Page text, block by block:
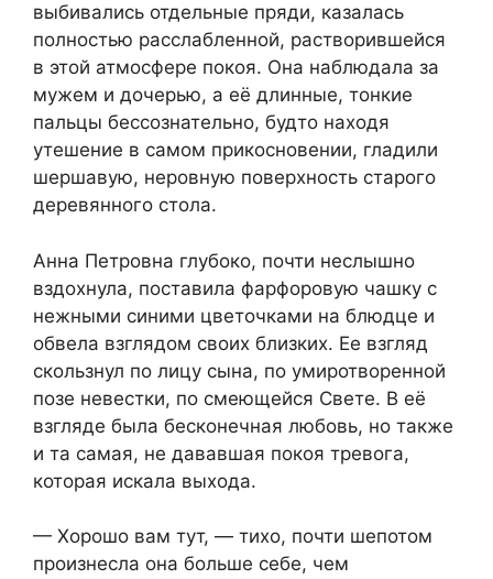
выбивались отдельные пряди, казалась
полностью расслабленной, растворившейся
в этой атмосфере покоя. Она наблюдала за
мужем и дочерью, а её длинные, тонкие
пальцы бессознательно, будто находя
утешение в самом прикосновении, гладили
шершавую, неровную поверхность старого
деревянного стола.
Анна Петровна глубоко, почти неслышно
вздохнула, поставила фарфоровую чашку с
нежными синими цветочками на блюдце и
обвела взглядом своих близких. Ее взгляд
скользнул по лицу сына, по умиротворенной
позе невестки, по смеющейся Свете. В её
взгляде была бесконечная любовь, но также
и та самая, не дававшая покоя тревога,
которая искала выхода.
— Хорошо вам тут, — тихо, почти шепотом
произнесла она больше себе, чем